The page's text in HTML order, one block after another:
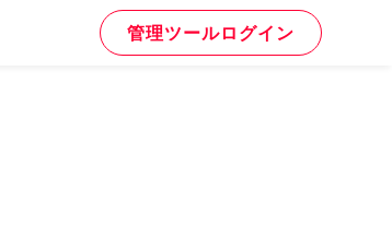
管理ツールログイン